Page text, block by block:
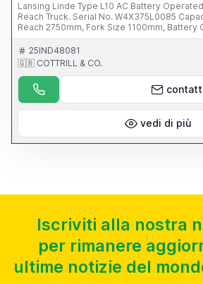
Lansing Linde Type L10 AC Battery
Reach Truck. Serial No. W4X375L0085
Reach 2750mm, Fork Size 1100mm, Battery
25IND48081
🇬🇧 COTTRILL & CO.
vedi di più
Iscriviti alla nostra
per rimanere
ultime notizie del